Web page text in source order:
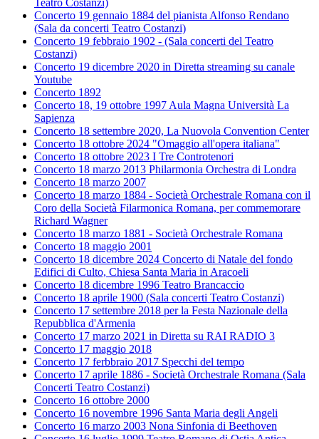
Teatro Costanzi)
Concerto 19 gennaio 1884 del pianista Alfonso Rendano
(Sala da concerti Teatro Costanzi)
Concerto 19 febbraio 1902 - (Sala concerti del Teatro
Costanzi)
Concerto 19 dicembre 2020 in Diretta streaming su canale
Youtube
Concerto 1892
Concerto 18, 19 ottobre 1997 Aula Magna Università La
Sapienza
Concerto 18 settembre 2020, La Nuovola Convention Center
Concerto 18 ottobre 2024 "Omaggio all'opera italiana"
Concerto 18 ottobre 2023 I Tre Controtenori
Concerto 18 marzo 2013 Philarmonia Orchestra di Londra
Concerto 18 marzo 2007
Concerto 18 marzo 1884 - Società Orchestrale Romana con il
Coro della Società Filarmonica Romana, per commemorare
Richard Wagner
Concerto 18 marzo 1881 - Società Orchestrale Romana
Concerto 18 maggio 2001
Concerto 18 dicembre 2024 Concerto di Natale del fondo
Edifici di Culto, Chiesa Santa Maria in Aracoeli
Concerto 18 dicembre 1996 Teatro Brancaccio
Concerto 18 aprile 1900 (Sala concerti Teatro Costanzi)
Concerto 17 settembre 2018 per la Festa Nazionale della
Repubblica d'Armenia
Concerto 17 marzo 2021 in Diretta su RAI RADIO 3
Concerto 17 maggio 2018
Concerto 17 ferbbraio 2017 Specchi del tempo
Concerto 17 aprile 1886 - Società Orchestrale Romana (Sala
Concerti Teatro Costanzi)
Concerto 16 ottobre 2000
Concerto 16 novembre 1996 Santa Maria degli Angeli
Concerto 16 marzo 2003 Nona Sinfonia di Beethoven